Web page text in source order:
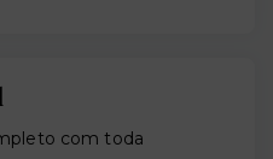
com toda